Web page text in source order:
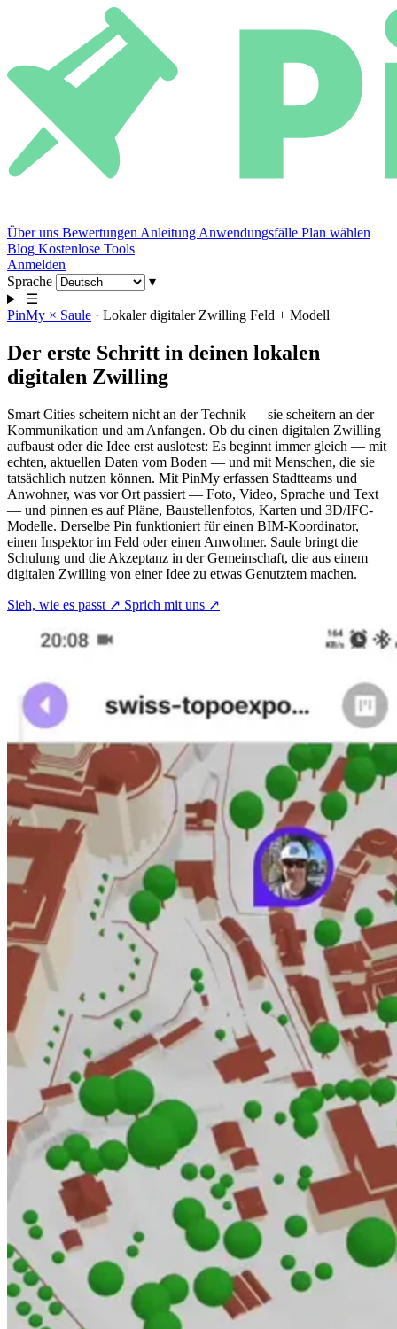
Über uns Bewertungen Anleitung Anwendungsfälle Plan wählen
Blog Kostenlose Tools
Anmelden
Sprache
▾
☰
PinMy × Saule · Lokaler digitaler Zwilling Feld + Modell
Der erste Schritt in deinen lokalen
digitalen Zwilling
Smart Cities scheitern nicht an der Technik — sie scheitern an der
Kommunikation und am Anfangen. Ob du einen digitalen Zwilling
aufbaust oder die Idee erst auslotest: Es beginnt immer gleich — mit
echten, aktuellen Daten vom Boden — und mit Menschen, die sie
tatsächlich nutzen können. Mit PinMy erfassen Stadtteams und
Anwohner, was vor Ort passiert — Foto, Video, Sprache und Text
— und pinnen es auf Pläne, Baustellenfotos, Karten und 3D/IFC-
Modelle. Derselbe Pin funktioniert für einen BIM-Koordinator,
einen Inspektor im Feld oder einen Anwohner. Saule bringt die
Schulung und die Akzeptanz in der Gemeinschaft, die aus einem
digitalen Zwilling von einer Idee zu etwas Genutztem machen.
Sieh, wie es passt ↗ Sprich mit uns ↗